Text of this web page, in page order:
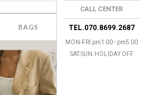
CALL CENTER
TEL.070.8699.2687
MON-FRI pm1:00 - pm5:00
SAT.SUN.HOLIDAY OFF
BAGS SALE